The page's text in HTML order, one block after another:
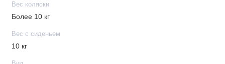
• Амортизация: пружинная
• Возможность установить автокресло
• Поворотные колеса с фиксацией
• Тормозная система: ножная, синхронизированная
Вес коляски
Более 10 кг
Вес с сиденьем
10 кг